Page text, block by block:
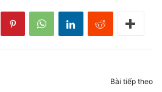
Bài tiếp theo